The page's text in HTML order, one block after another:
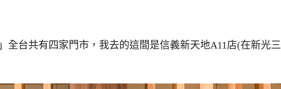
」全台共有四家門市，我去的這間是信義新天地A11店(在新光三